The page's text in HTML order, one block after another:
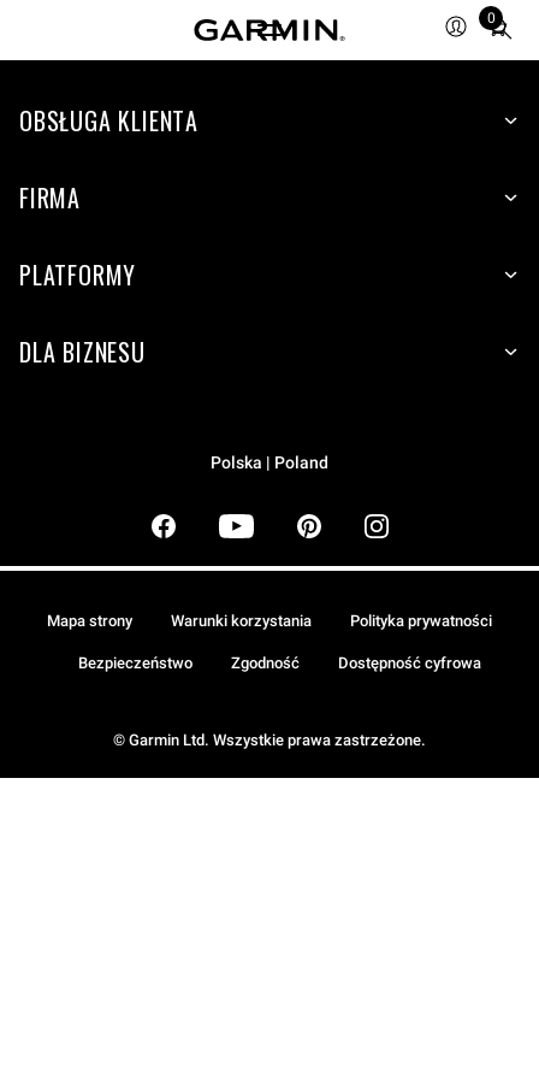
0
Total
items
cart:
OBSŁUGA KLIENTA
FIRMA
PLATFORMY
DLA BIZNESU
Polska | Poland
© Garmin Ltd. Wszystkie prawa zastrzeżone.
Mapa strony Warunki korzystania Polityka prywatności
Bezpieczeństwo Zgodność Dostępność cyfrowa